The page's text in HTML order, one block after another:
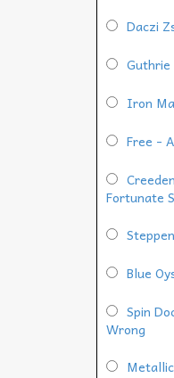
Daczi
Guthrie
Iron
Free -
Fortunate
Blue
Spin
Wrong